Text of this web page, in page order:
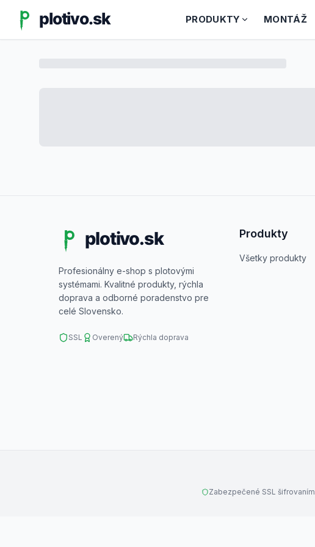
PRODUKTY MONTÁŽ
Profesionálny e-shop s plotovými
systémami. Kvalitné produkty, rýchla
doprava a odborné poradenstvo pre
celé Slovensko.
SSL Overený Rýchla doprava
Produkty
Všetky produkty
Zabezpečené SSL šifrovaním